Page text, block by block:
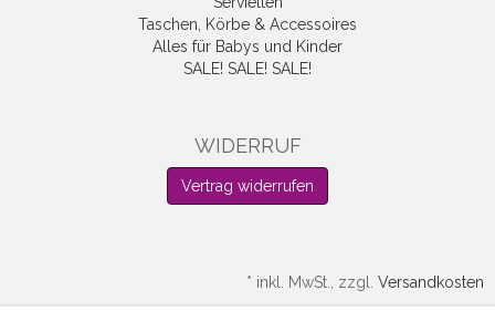
Taschen, Körbe & Accessoires
Alles für Babys und Kinder
SALE! SALE! SALE!
WIDERRUF
Vertrag widerrufen
* inkl. MwSt., zzgl. Versandkosten